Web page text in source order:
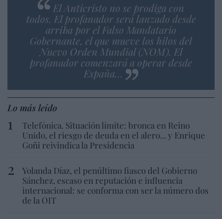
El Anticristo no se prodiga con
todos. El profanador será lanzado desde
arriba por el Falso Mandatario
Gobernante, el que mueve los hilos del
Nuevo Orden Mundial (NOM). El
profanador comenzará a operar desde
España…
Lo más leído
Telefónica. Situación límite: bronca en Reino
Unido, el riesgo de deuda en el alero... y Enrique
Goñi reivindica la Presidencia
Yolanda Díaz, el penúltimo fiasco del Gobierno
Sánchez, escaso en reputación e influencia
internacional: se conforma con ser la número dos
de la OIT